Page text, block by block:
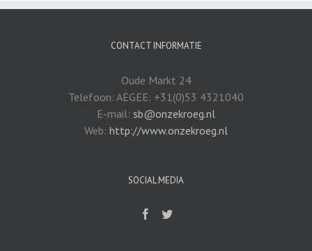
CONTACT INFORMATIE
Oude Markt 24
Telefoon: AEGEE: +31(0)53 4321040
E-mail: sb@onzekroeg.nl
Web: http://www.onzekroeg.nl
SOCIAL MEDIA